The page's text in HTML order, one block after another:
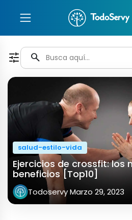
tune search
salud-estilo-vida
Ejercicios de crossfit: los
beneficios [Top10]
TodoservyMarzo 29, 2023